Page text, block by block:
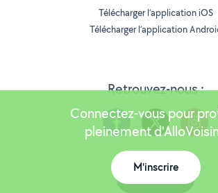
Retrouvez-nous :
Télécharger l’application iOS
Télécharger l’application
Version 25.5.3
Connectez-vous pour
pleinement
M'inscrire